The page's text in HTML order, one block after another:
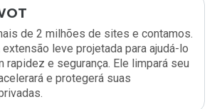
de 2 milhões de sites e contamos.
extensão leve projetada para ajudá-lo
rapidez e segurança. Ele limpará seu
e protegerá suas